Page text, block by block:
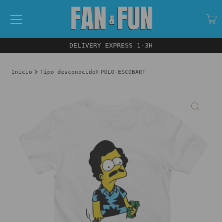
DELIVERY EXPRESS 1-3H
Inicio Tipo desconocido POLO-ESCOBART